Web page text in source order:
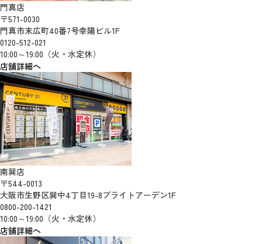
門真店
〒571-0030
門真市末広町40番7号幸陽ビル1F
0120-512-021
10:00～19:00（火・水定休）
店舗詳細へ
南巽店
〒544-0013
大阪市生野区巽中4丁目19-8ブライトアーデン1F
0800-200-1421
10:00～19:00（火・水定休）
店舗詳細へ